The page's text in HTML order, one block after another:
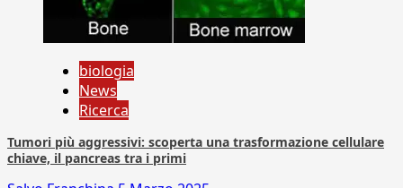
biologia
News
Ricerca
Tumori più aggressivi: scoperta una trasformazione cellulare
chiave, il pancreas tra i primi